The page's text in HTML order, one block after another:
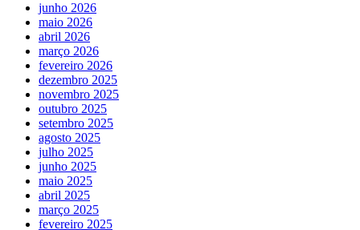
junho 2026
maio 2026
abril 2026
março 2026
fevereiro 2026
dezembro 2025
novembro 2025
outubro 2025
setembro 2025
agosto 2025
julho 2025
junho 2025
maio 2025
abril 2025
março 2025
fevereiro 2025